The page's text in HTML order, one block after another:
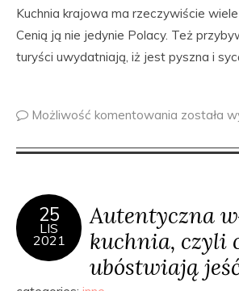
Kuchnia krajowa ma rzeczywiście
Cenią ją nie jedynie Polacy. Też
turyści uwydatniają, iż jest pyszna i
Możliwość komentowania została
25
LIS
2021
Autentyczna
kuchnia, czyli
ubóstwiają